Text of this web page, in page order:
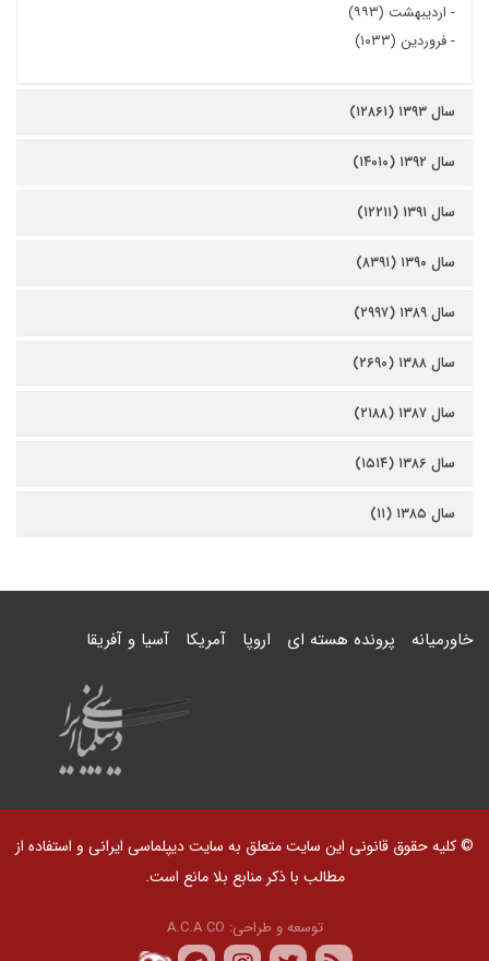
- اردیبهشت (۹۹۳)
-فروردین (۱۰۳۳)
سال ۱۳۹۳ (۱۲۸۶۱)
سال ۱۳۹۲ (۱۴۰۱۰)
سال ۱۳۹۱ (۱۲۲۱۱)
سال ۱۳۹۰ (۸۳۹۱)
سال ۱۳۸۹ (۲۹۹۷)
سال ۱۳۸۸ (۲۶۹۰)
سال ۱۳۸۷ (۲۱۸۸)
سال ۱۳۸۶ (۱۵۱۴)
سال ۱۳۸۵ (۱۱)
خاورمیانه پرونده هسته ای اروپا آمریکا آسیا و آفریقا
© کلیه حقوق قانونی این سایت متعلق به سایت دیپلماسی ایرانی و استفاده از
مطالب با ذکر منابع بلا مانع است.
توسعه و طراحی: A.C.A CO